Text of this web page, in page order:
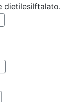
dietilesilftalato.